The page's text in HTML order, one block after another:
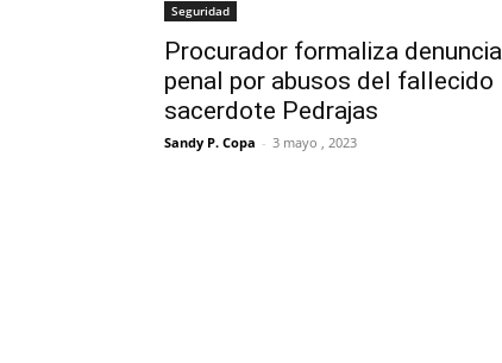
Seguridad
Procurador formaliza denuncia
penal por abusos del fallecido
sacerdote Pedrajas
Sandy P. Copa - 3 mayo , 2023